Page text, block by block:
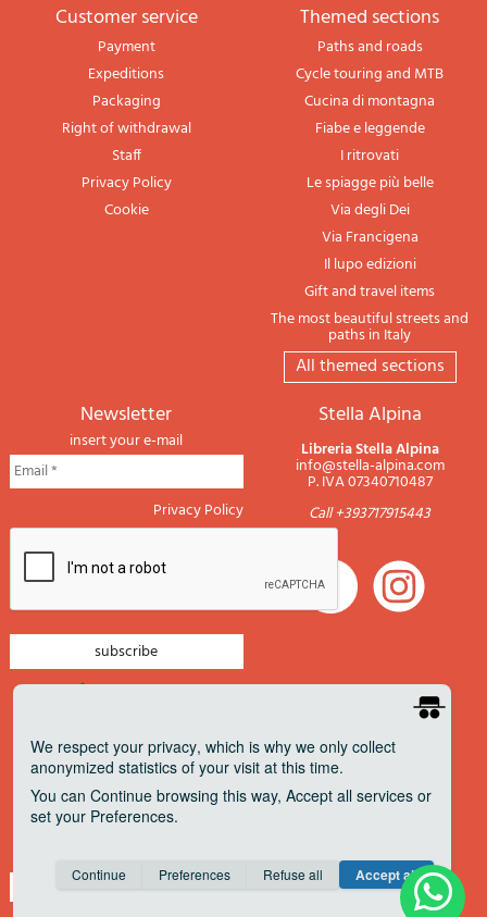
Customer service
Payment
Expeditions
Packaging
Right of withdrawal
Staff
Privacy Policy
Cookie
themed sections
Paths and roads
Cycle touring and MTB
Cucina di montagna
Fiabe e leggende
I ritrovati
Le spiagge più belle
Via degli Dei
Via Francigena
Il lupo edizioni
Gift and travel items
The most beautiful streets and
paths in Italy
All themed sections
newsletter
insert your e-mail
Privacy Policy
newsletter travels
newsletter military
Stella Alpina
Libreria Stella Alpina
info@stella-alpina.com
P. IVA 07340710487
Call +393717915443
We respect your privacy, which is why we only collect
anonymized statistics of your visit at this time.
You can Continue browsing this way, Accept all services or
set your Preferences.
Consent cookie learn more
Continue Preferences Refuse all Accept all
Anonymous Invisible Save